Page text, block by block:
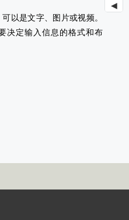
以是文字、图片或视频。
决定输入信息的格式和布
◀